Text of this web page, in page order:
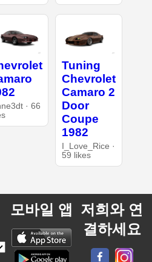
· 66
Tuning
Chevrolet
Camaro 2
Door
Coupe
1982
I_Love_Rice ·
59 likes
모바일 앱 저희와 연
결하세요